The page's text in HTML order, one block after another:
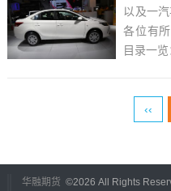
以及一
各位有
目录一
‹‹
华融期货 ©2026 All Rights